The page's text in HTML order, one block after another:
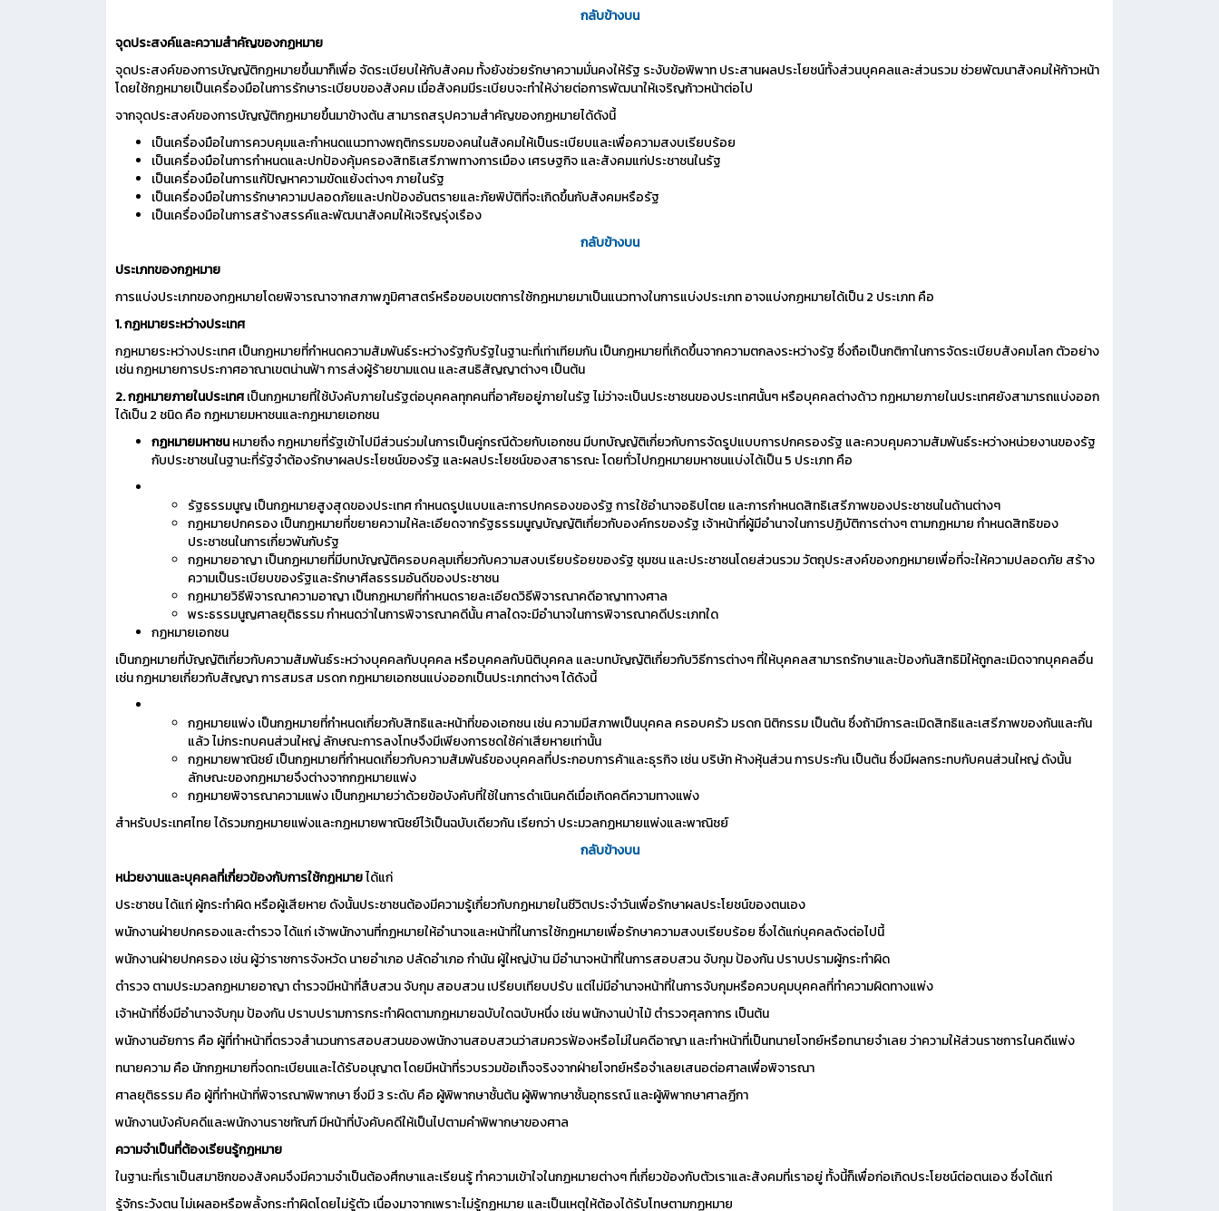
กลับข้างบน
จุดประสงค์และความสำคัญของกฏหมาย
จุดประสงค์ของการบัญญัติกฏหมายขึ้นมาก็เพื่อ จัดระเบียบให้กับสังคม ทั้งยังช่วยรักษาความมั่นคงให้รัฐ ระงับข้อพิพาท ประสานผลประโยชน์ทั้งส่วนบุคคลและส่วนรวม ช่วยพัฒนาสังคมให้ก้าวหน้า
โดยใช้กฏหมายเป็นเครื่องมือในการรักษาระเบียบของสังคม เมื่อสังคมมีระเบียบจะทำให้ง่ายต่อการพัฒนาให้เจริญก้าวหน้าต่อไป
จากจุดประสงค์ของการบัญญัติกฏหมายขึ้นมาข้างต้น สามารถสรุปความสำคัญของกฏหมายได้ดังนี้
เป็นเครื่องมือในการควบคุมและกำหนดแนวทางพฤติกรรมของคนในสังคมให้เป็นระเบียบและเพื่อความสงบเรียบร้อย
เป็นเครื่องมือในการกำหนดและปกป้องคุ้มครองสิทธิเสรีภาพทางการเมือง เศรษฐกิจ และสังคมแก่ประชาชนในรัฐ
เป็นเครื่องมือในการแก้ปัญหาความขัดแย้งต่างๆ ภายในรัฐ
เป็นเครื่องมือในการรักษาความปลอดภัยและปกป้องอันตรายและภัยพิบัติที่จะเกิดขึ้นกับสังคมหรือรัฐ
เป็นเครื่องมือในการสร้างสรรค์และพัฒนาสังคมให้เจริญรุ่งเรือง
กลับข้างบน
ประเภทของกฏหมาย
การแบ่งประเภทของกฏหมายโดยพิจารณาจากสภาพภูมิศาสตร์หรือขอบเขตการใช้กฏหมายมาเป็นแนวทางในการแบ่งประเภท อาจแบ่งกฏหมายได้เป็น 2 ประเภท คือ
1. กฏหมายระหว่างประเทศ
กฏหมายระหว่างประเทศ เป็นกฏหมายที่กำหนดความสัมพันธ์ระหว่างรัฐกับรัฐในฐานะที่เท่าเทียมกัน เป็นกฏหมายที่เกิดขึ้นจากความตกลงระหว่างรัฐ ซึ่งถือเป็นกติกาในการจัดระเบียบสังคมโลก ตัวอย่าง
เช่น กฏหมายการประกาศอาณาเขตน่านฟ้า การส่งผู้ร้ายขามแดน และสนธิสัญญาต่างๆ เป็นต้น
2. กฏหมายภายในประเทศเป็นกฏหมายที่ใช้บังคับภายในรัฐต่อบุคคลทุกคนที่อาศัยอยู่ภายในรัฐ ไม่ว่าจะเป็นประชาชนของประเทศนั้นๆ หรือบุคคลต่างด้าว กฏหมายภายในประเทศยังสามารถแบ่งออก
ได้เป็น 2 ชนิด คือ กฏหมายมหาชนและกฏหมายเอกชน
กฏหมายมหาชนหมายถึง กฏหมายที่รัฐเข้าไปมีส่วนร่วมในการเป็นคู่กรณีด้วยกับเอกชน มีบทบัญญัติเกี่ยวกับการจัดรูปแบบการปกครองรัฐ และควบคุมความสัมพันธ์ระหว่างหน่วยงานของรัฐ
กับประชาชนในฐานะที่รัฐจำต้องรักษาผลประโยชน์ของรัฐ และผลประโยชน์ของสาธารณะ โดยทั่วไปกฏหมายมหาชนแบ่งได้เป็น 5 ประเภท คือ
รัฐธรรมนูญ เป็นกฏหมายสูงสุดของประเทศ กำหนดรูปแบบและการปกครองของรัฐ การใช้อำนาจอธิปไตย และการกำหนดสิทธิเสรีภาพของประชาชนในด้านต่างๆ
กฏหมายปกครอง เป็นกฏหมายที่ขยายความให้ละเอียดจากรัฐธรรมนูญบัญญัติเกี่ยวกับองค์กรของรัฐ เจ้าหน้าที่ผู้มีอำนาจในการปฏิบัติการต่างๆ ตามกฏหมาย กำหนดสิทธิของ
ประชาชนในการเกี่ยวพันกับรัฐ
กฏหมายอาญา เป็นกฏหมายที่มีบทบัญญัติครอบคลุมเกี่ยวกับความสงบเรียบร้อยของรัฐ ชุมชน และประชาชนโดยส่วนรวม วัตถุประสงค์ของกฏหมายเพื่อที่จะให้ความปลอดภัย สร้าง
ความเป็นระเบียบของรัฐและรักษาศีลธรรมอันดีของประชาชน
กฏหมายวิธีพิจารณาความอาญา เป็นกฏหมายที่กำหนดรายละเอียดวิธีพิจารณาคดีอาญาทางศาล
พระธรรมนูญศาลยุติธรรม กำหนดว่าในการพิจารณาคดีนั้น ศาลใดจะมีอำนาจในการพิจารณาคดีประเภทใด
กฏหมายเอกชน
เป็นกฏหมายที่บัญญัติเกี่ยวกับความสัมพันธ์ระหว่างบุคคลกับบุคคล หรือบุคคลกับนิติบุคคล และบทบัญญัติเกี่ยวกับวิธีการต่างๆ ที่ให้บุคคลสามารถรักษาและป้องกันสิทธิมิให้ถูกละเมิดจากบุคคลอื่น
เช่น กฏหมายเกี่ยวกับสัญญา การสมรส มรดก กฏหมายเอกชนแบ่งออกเป็นประเภทต่างๆ ได้ดังนี้
กฏหมายแพ่ง เป็นกฏหมายที่กำหนดเกี่ยวกับสิทธิและหน้าที่ของเอกชน เช่น ความมีสภาพเป็นบุคคล ครอบครัว มรดก นิติกรรม เป็นต้น ซึ่งถ้ามีการละเมิดสิทธิและเสรีภาพของกันและกัน
แล้ว ไม่กระทบคนส่วนใหญ่ ลักษณะการลงโทษจึงมีเพียงการชดใช้ค่าเสียหายเท่านั้น
กฏหมายพาณิชย์ เป็นกฏหมายที่กำหนดเกี่ยวกับความสัมพันธ์ของบุคคลที่ประกอบการค้าและธุรกิจ เช่น บริษัท ห้างหุ้นส่วน การประกัน เป็นต้น ซึ่งมีผลกระทบกับคนส่วนใหญ่ ดังนั้น
ลักษณะของกฏหมายจึงต่างจากกฏหมายแพ่ง
กฏหมายพิจารณาความแพ่ง เป็นกฏหมายว่าด้วยข้อบังคับที่ใช้ในการดำเนินคดีเมื่อเกิดคดีความทางแพ่ง
สำหรับประเทศไทย ได้รวมกฏหมายแพ่งและกฏหมายพาณิชย์ไว้เป็นฉบับเดียวกัน เรียกว่า ประมวลกฏหมายแพ่งและพาณิชย์
กลับข้างบน
หน่วยงานและบุคคลที่เกี่ยวข้องกับการใช้กฏหมายได้แก่
ประชาชน ได้แก่ ผู้กระทำผิด หรือผู้เสียหาย ดังนั้นประชาชนต้องมีความรู้เกี่ยวกับกฏหมายในชีวิตประจำวันเพื่อรักษาผลประโยชน์ของตนเอง
พนักงานฝ่ายปกครองและตำรวจ ได้แก่ เจ้าพนักงานที่กฏหมายให้อำนาจและหน้าที่ในการใช้กฏหมายเพื่อรักษาความสงบเรียบร้อย ซึ่งได้แก่บุคคลดังต่อไปนี้
พนักงานฝ่ายปกครอง เช่น ผู้ว่าราชการจังหวัด นายอำเภอ ปลัดอำเภอ กำนัน ผู้ใหญ่บ้าน มีอำนาจหน้าที่ในการสอบสวน จับกุม ป้องกัน ปราบปรามผู้กระทำผิด
ตำรวจ ตามประมวลกฏหมายอาญา ตำรวจมีหน้าที่สืบสวน จับกุม สอบสวน เปรียบเทียบปรับ แต่ไม่มีอำนาจหน้าที่ในการจับกุมหรือควบคุมบุคคลที่ทำความผิดทางแพ่ง
เจ้าหน้าที่ซึ่งมีอำนาจจับกุม ป้องกัน ปราบปรามการกระทำผิดตามกฏหมายฉบับใดฉบับหนึ่ง เช่น พนักงานป่าไม้ ตำรวจศุลกากร เป็นต้น
พนักงานอัยการ คือ ผู้ที่ทำหน้าที่ตรวจสำนวนการสอบสวนของพนักงานสอบสวนว่าสมควรฟ้องหรือไม่ในคดีอาญา และทำหน้าที่เป็นทนายโจทย์หรือทนายจำเลย ว่าความให้ส่วนราชการในคดีแพ่ง
ทนายความ คือ นักกฏหมายที่จดทะเบียนและได้รับอนุญาต โดยมีหน้าที่รวบรวมข้อเท็จจริงจากฝ่ายโจทย์หรือจำเลยเสนอต่อศาลเพื่อพิจารณา
ศาลยุติธรรม คือ ผู้ที่ทำหน้าที่พิจารณาพิพากษา ซึ่งมี 3 ระดับ คือ ผู้พิพากษาชั้นต้น ผู้พิพากษาชั้นอุทธรณ์ และผู้พิพากษาศาลฏีกา
พนักงานบังคับคดีและพนักงานราชทัณฑ์ มีหน้าที่บังคับคดีให้เป็นไปตามคำพิพากษาของศาล
ความจำเป็นที่ต้องเรียนรู้กฏหมาย
ในฐานะที่เราเป็นสมาชิกของสังคมจึงมีความจำเป็นต้องศึกษาและเรียนรู้ ทำความเข้าใจในกฏหมายต่างๆ ที่เกี่ยวข้องกับตัวเราและสังคมที่เราอยู่ ทั้งนี้ก็เพื่อก่อเกิดประโยชน์ต่อตนเอง ซึ่งได้แก่
รู้จักระวังตน ไม่เผลอหรือพลั้งกระทำผิดโดยไม่รู้ตัว เนื่องมาจากเพราะไม่รู้กฏหมาย และเป็นเหตุให้ต้องได้รับโทษตามกฏหมาย